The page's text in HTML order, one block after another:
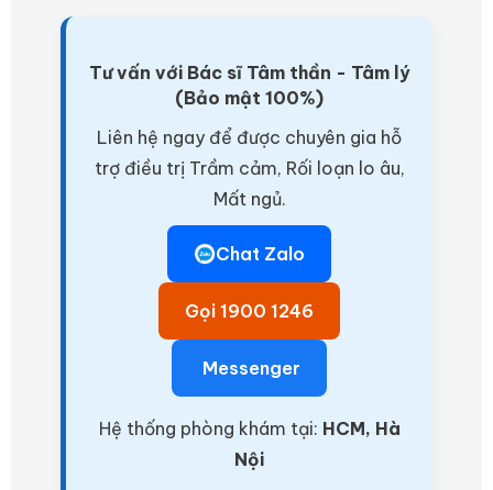
Tư vấn với Bác sĩ Tâm thần - Tâm lý
(Bảo mật 100%)
Liên hệ ngay để được chuyên gia hỗ
trợ điều trị Trầm cảm, Rối loạn lo âu,
Mất ngủ.
Chat Zalo
Gọi 1900 1246
Messenger
Hệ thống phòng khám tại: HCM, Hà
Nội